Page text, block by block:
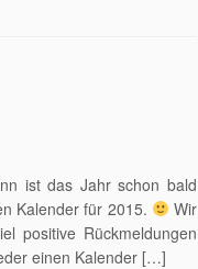
ist das Jahr schon bald
Kalender für 2015.
Wir
positive Rückmeldungen
einen Kalender […]